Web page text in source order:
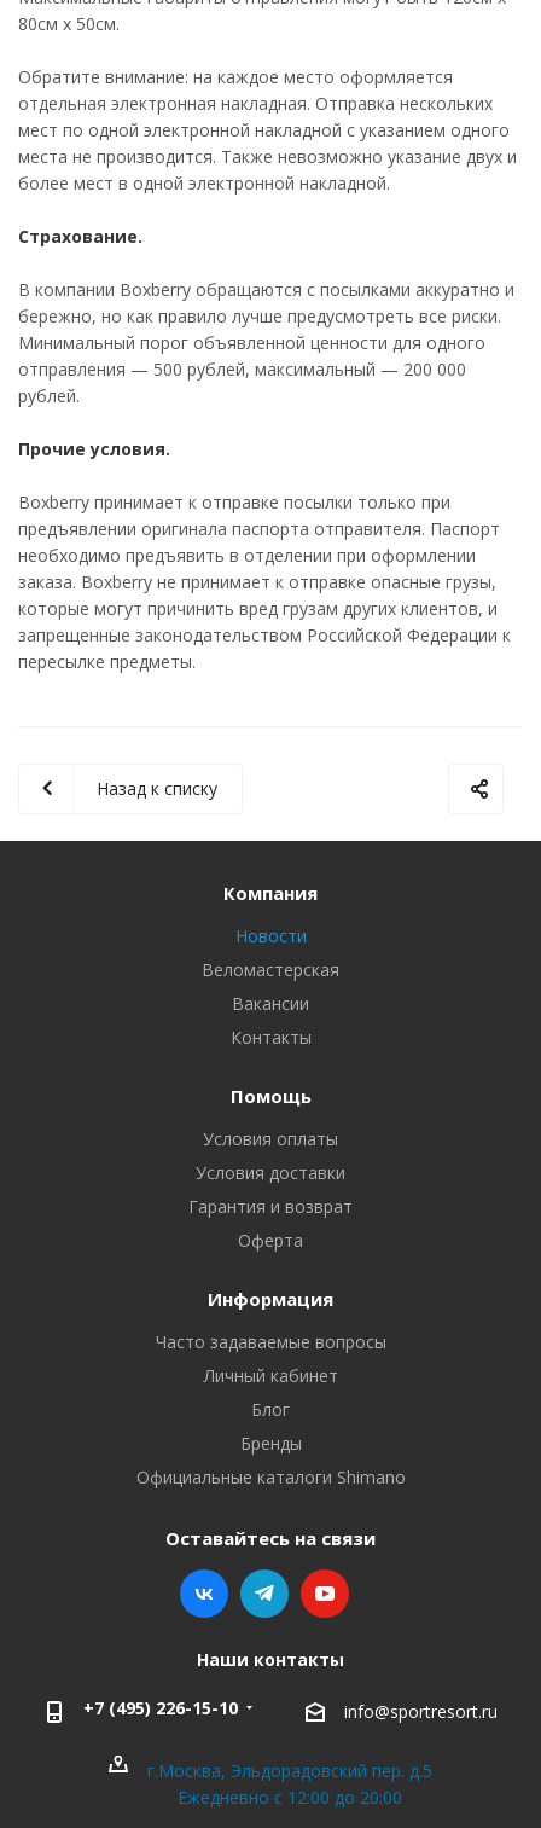
80см х 50см.
Обратите внимание: на каждое место оформляется
отдельная электронная накладная. Отправка нескольких
мест по одной электронной накладной с указанием одного
места не производится. Также невозможно указание двух и
более мест в одной электронной накладной.
Страхование.
В компании Boxberry обращаются с посылками аккуратно и
бережно, но как правило лучше предусмотреть все риски.
Минимальный порог объявленной ценности для одного
отправления — 500 рублей, максимальный — 200 000
рублей.
Прочие условия.
Boxberry принимает к отправке посылки только при
предъявлении оригинала паспорта отправителя. Паспорт
необходимо предъявить в отделении при оформлении
заказа. Boxberry не принимает к отправке опасные грузы,
которые могут причинить вред грузам других клиентов, и
запрещенные законодательством Российской Федерации к
пересылке предметы.
Назад к списку
Компания
Новости
Веломастерская
Вакансии
Контакты
Помощь
Условия оплаты
Условия доставки
Гарантия и возврат
Оферта
Информация
Часто задаваемые вопросы
Личный кабинет
Блог
Бренды
Официальные каталоги Shimano
Оставайтесь на связи
Наши контакты
+7 (495) 226-15-10 info@sportresort.ru
г.Москва, Эльдорадовский пер. д.5
Ежедневно с 12:00 до 20:00